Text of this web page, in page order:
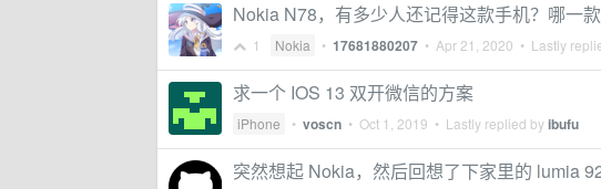
Nokia N78，有多少人还记得这款手机？哪一
1 Nokia • 17681880207 • Apr 21, 2020 • Lastly
求一个 IOS 13 双开微信的方案
iPhone • voscn • Oct 1, 2019 • Lastly replied byibufu
突然想起 Nokia，然后回想了下家里的 lumia